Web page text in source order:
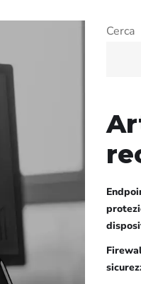
Cerca